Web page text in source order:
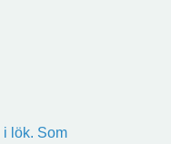
lök. Som